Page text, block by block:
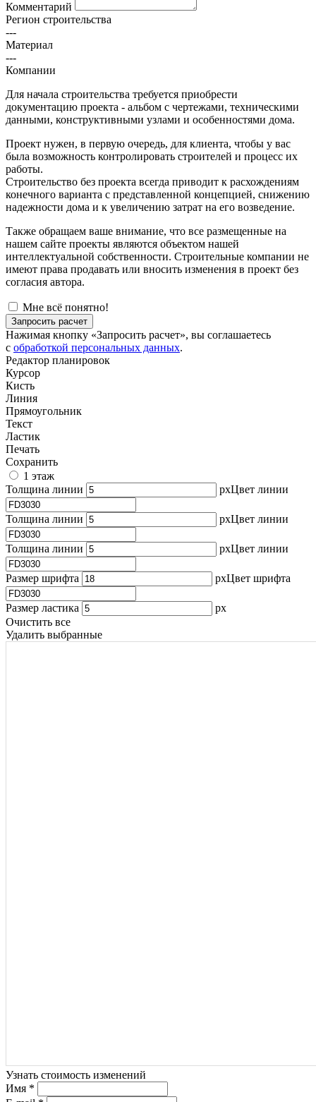
Комментарий
Регион строительства
---
Материал
---
Компании
Для начала строительства требуется приобрести
документацию проекта - альбом с чертежами, техническими
данными, конструктивными узлами и особенностями дома.
Проект нужен, в первую очередь, для клиента, чтобы у вас
была возможность контролировать строителей и процесс их
работы.
Строительство без проекта всегда приводит к расхождениям
конечного варианта с представленной концепцией, снижению
надежности дома и к увеличению затрат на его возведение.
Также обращаем ваше внимание, что все размещенные на
нашем сайте проекты являются объектом нашей
интеллектуальной собственности. Строительные компании не
имеют права продавать или вносить изменения в проект без
согласия автора.
Мне всё понятно!
Запросить расчет
Нажимая кнопку «Запросить расчет», вы соглашаетесь
с обработкой персональных данных.
Редактор планировок
Курсор
Кисть
Линия
Прямоугольник
Текст
Ластик
Печать
Сохранить
1 этаж
Толщина линии
pxЦвет линии
Толщина линии pxЦвет линии
Толщина линии pxЦвет линии
Размер шрифта pxЦвет шрифта
Размер ластика
px
Очистить все
Удалить выбранные
Узнать стоимость изменений
Имя *